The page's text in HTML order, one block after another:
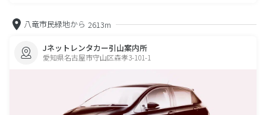
八竜市民緑地から 2613m
Jネットレンタカー引山案内所
愛知県名古屋市守山区森孝3-101-1